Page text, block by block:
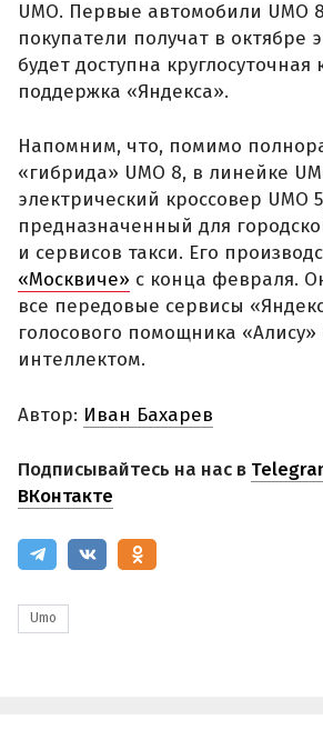
UMO. Первые автомобили UMO
покупатели получат в октябре
будет доступна круглосуточная
поддержка «Яндекса».
Напомним, что, помимо
«гибрида» UMO 8, в линейке
электрический кроссовер UMO
предназначенный для
и сервисов такси. Его
«Москвиче» с конца февраля.
все передовые сервисы
голосового помощника «Алису»
интеллектом.
Автор: Иван Бахарев
Подписывайтесь на нас в
ВКонтакте
Umo